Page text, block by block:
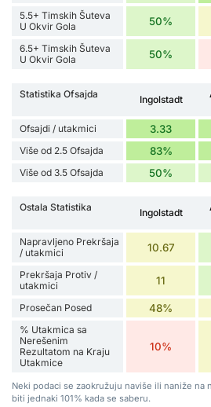
5.5+ Timskih Šuteva
U Okvir Gola
50%
6.5+ Timskih Šuteva
U Okvir Gola
50%
Statistika Ofsajda Ingolstadt
Ofsajdi / utakmici 3.33
Više od 2.5 Ofsajda 83%
Više od 3.5 Ofsajda 50%
Ostala Statistika Ingolstadt
Napravljeno Prekršaja
/ utakmici
10.67
Prekršaja Protiv /
utakmici
11
Prosečan Posed 48%
% Utakmica sa
Nerešenim
Rezultatom na Kraju
Utakmice
10%
Neki podaci se zaokružuju naviše ili naniže na
biti jednaki 101% kada se saberu.